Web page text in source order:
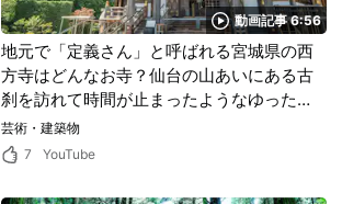
動画記事 6:56
地元で「定義さん」と呼ばれる宮城県の西
方寺はどんなお寺？仙台の山あいにある古
刹を訪れて時間が止まったようなゆったり
としたひとときを過ごそう！
芸術・建築物
7
YouTube